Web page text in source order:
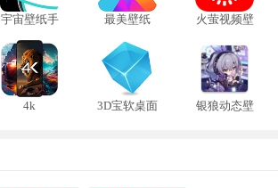
宇宙壁纸手
最美壁纸
火萤视频壁
4k
3D宝软桌面
银狼动态壁